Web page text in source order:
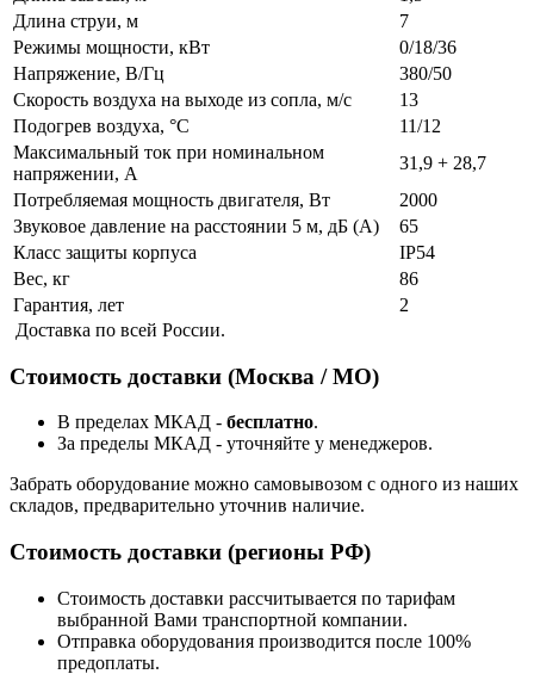
Длина струи, м
7
Режимы мощности, кВт
0/18/36
Напряжение, В/Гц
380/50
Скорость воздуха на выходе из сопла, м/с
13
Подогрев воздуха, °С
11/12
Максимальный ток при номинальном
напряжении, А
31,9 + 28,7
Потребляемая мощность двигателя, Вт
2000
Звуковое давление на расстоянии 5 м, дБ (А)
65
Класс защиты корпуса
IP54
Вес, кг
86
Гарантия, лет
2
Доставка по всей России.
Стоимость доставки (Москва / МО)
В пределах МКАД - бесплатно.
За пределы МКАД - уточняйте у менеджеров.
Забрать оборудование можно самовывозом с одного из наших
складов, предварительно уточнив наличие.
Стоимость доставки (регионы РФ)
Стоимость доставки рассчитывается по тарифам
выбранной Вами транспортной компании.
Отправка оборудования производится после 100%
предоплаты.